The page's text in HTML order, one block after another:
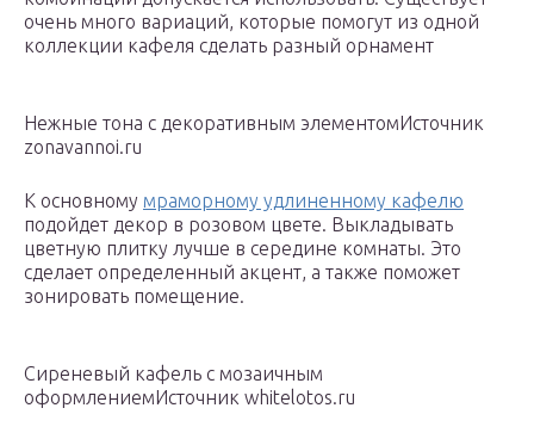
очень много вариаций, которые помогут из одной
коллекции кафеля сделать разный орнамент
Нежные тона с декоративным элементомИсточник
zonavannoi.ru
К основному мраморному удлиненному кафелю
подойдет декор в розовом цвете. Выкладывать
цветную плитку лучше в середине комнаты. Это
сделает определенный акцент, а также поможет
зонировать помещение.
Сиреневый кафель с мозаичным
оформлениемИсточник whitelotos.ru